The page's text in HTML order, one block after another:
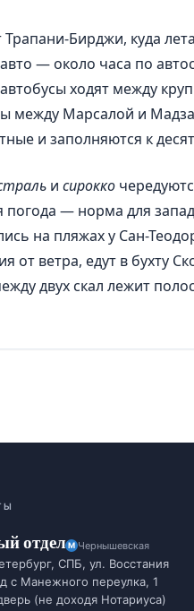
Бирджи, куда
— около часа по
ходят между
между Марсалой и
и заполняются к
и сирокко
погода — норма для
на пляжах у Сан-
от ветра, едут в бухту
двух скал лежит
отдел Чернышевская
СПБ, ул. Восстания
с Манежного переулка, 1
(не доходя Нотариуса)